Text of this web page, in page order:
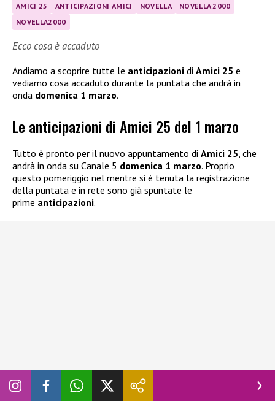
AMICI 25 ANTICIPAZIONI AMICI NOVELLA
NOVELLA 2000
NOVELLA2000
Ecco cosa è accaduto
Andiamo a scoprire tutte le anticipazioni di Amici 25 e
vediamo cosa accaduto durante la puntata che andrà in
onda domenica 1 marzo.
Le anticipazioni di Amici 25 del 1 marzo
Tutto è pronto per il nuovo appuntamento di Amici 25 , che
andrà in onda su Canale 5 domenica 1 marzo. Proprio
questo pomeriggio nel mentre si è tenuta la registrazione
della puntata e in rete sono già spuntate le
prime anticipazioni.
Ma andiamo subito a leggere cosa è accaduto in studio e
chi